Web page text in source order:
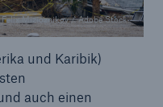
Mizioznikov / Adobe Stock
und Karibik)
auch einen